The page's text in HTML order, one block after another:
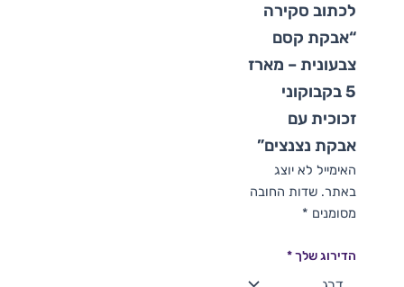
לכתוב סקירה
“אבקת קסם
צבעונית – מארז
5 בקבוקוני
זכוכית עם
אבקת נצנצים”
האימייל לא יוצג
באתר. שדות החובה
מסומנים *
הדירוג שלך*